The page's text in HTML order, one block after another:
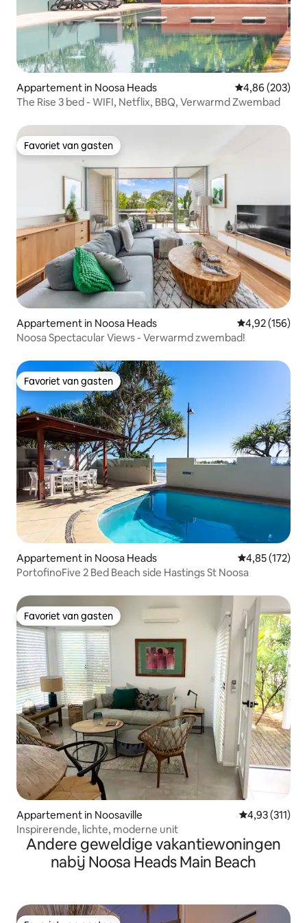
Appartement in Noosa Heads Gemiddelde
4,86 (203)
The Rise 3 bed - WIFI, Netflix, BBQ, Verwarmd Zwembad
Favoriet van gasten
Favoriet van gasten
Appartement in Noosa Heads Gemiddelde
4,92 (156)
Noosa Spectacular Views - Verwarmd zwembad!
Favoriet van gasten
Favoriet van gasten
Appartement in Noosa Heads Gemiddelde
4,85 (172)
PortofinoFive 2 Bed Beach side Hastings St Noosa
Favoriet van gasten
Favoriet van gasten
Appartement in Noosaville Gemiddelde
4,93 (311)
Inspirerende, lichte, moderne unit
Andere geweldige vakantiewoningen
nabij Noosa Heads Main Beach